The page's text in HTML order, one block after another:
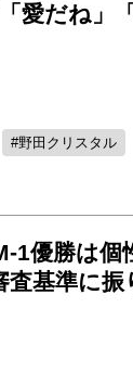
愛だね」
野田クリスタル
1優勝は個
基準に振